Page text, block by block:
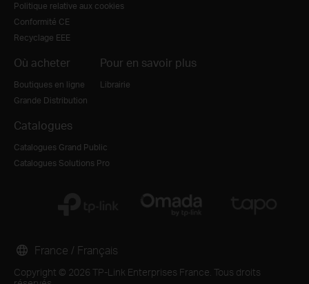
Politique relative aux cookies
Conformité CE
Recyclage EEE
Où acheter
Boutiques en ligne
Grande Distribution
Pour en savoir plus
Librairie
Catalogues
Catalogues Grand Public
Catalogues Solutions Pro
Copyright © 2026 TP-Link Enterprises France. Tous droits
France / Français